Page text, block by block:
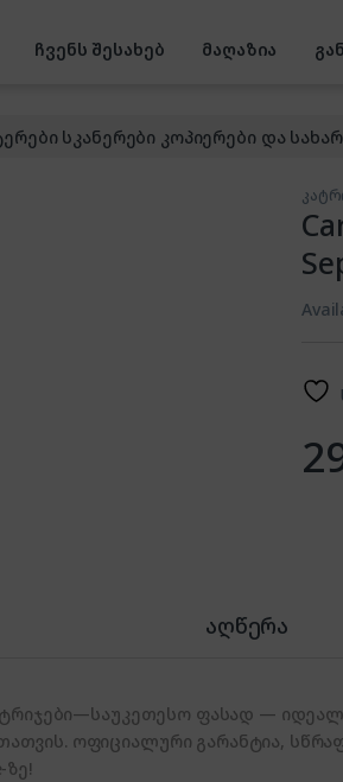
ჩვენს შესახებ მაღაზია
სკანერები კოპიერები და
აღწერა
ფასად —
ოფიციალური გარანტია,
ზე!